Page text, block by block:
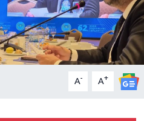
A- A+